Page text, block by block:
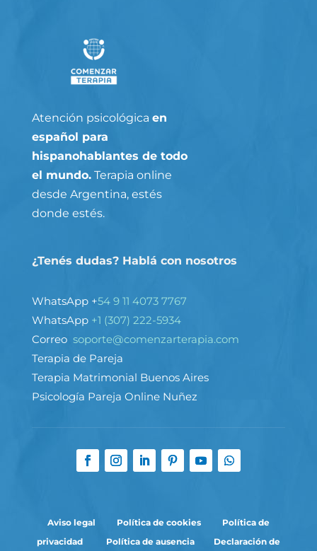
Atención psicológica en
español para
hispanohablantes de todo
el mundo.Terapia online
desde Argentina, estés
donde estés.
¿Tenés dudas? Hablá con nosotros
WhatsApp +54 9 11 4073 7767
WhatsApp +1 (307) 222-5934
Correo soporte@comenzarterapia.com
Terapia de Pareja
Terapia Matrimonial Buenos Aires
Psicología Pareja Online Nuñez
Aviso legal Política de cookies
Política de
privacidad
Política de ausencia Declaración de